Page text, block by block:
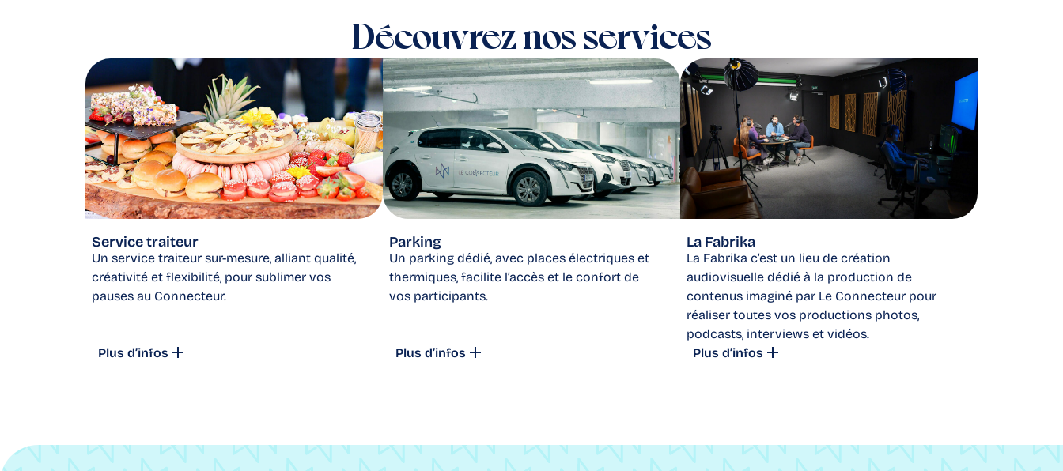
Découvrez nos services
Service traiteur
Un service traiteur sur-mesure, alliant qualité,
créativité et flexibilité, pour sublimer vos
pauses au Connecteur.
Plus d’infos
Parking
Un parking dédié, avec places électriques et
thermiques, facilite l’accès et le confort de
vos participants.
Plus d’infos
La Fabrika
La Fabrika c’est un lieu de création
audiovisuelle dédié à la production de
contenus imaginé par Le Connecteur pour
réaliser toutes vos productions photos,
podcasts, interviews et vidéos.
Plus d’infos